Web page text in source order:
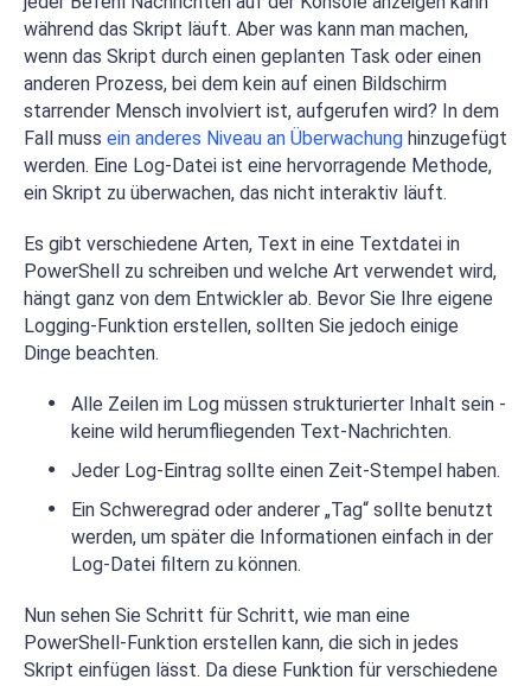
während das Skript läuft. Aber was kann man machen,
wenn das Skript durch einen geplanten Task oder einen
anderen Prozess, bei dem kein auf einen Bildschirm
starrender Mensch involviert ist, aufgerufen wird? In dem
Fall muss ein anderes Niveau an Überwachung hinzugefügt
werden. Eine Log-Datei ist eine hervorragende Methode,
ein Skript zu überwachen, das nicht interaktiv läuft.
Es gibt verschiedene Arten, Text in eine Textdatei in
PowerShell zu schreiben und welche Art verwendet wird,
hängt ganz von dem Entwickler ab. Bevor Sie Ihre eigene
Logging-Funktion erstellen, sollten Sie jedoch einige
Dinge beachten.
Alle Zeilen im Log müssen strukturierter Inhalt sein -
keine wild herumfliegenden Text-Nachrichten.
Jeder Log-Eintrag sollte einen Zeit-Stempel haben.
Ein Schweregrad oder anderer „Tag“ sollte benutzt
werden, um später die Informationen einfach in der
Log-Datei filtern zu können.
Nun sehen Sie Schritt für Schritt, wie man eine
PowerShell-Funktion erstellen kann, die sich in jedes
Skript einfügen lässt. Da diese Funktion für verschiedene